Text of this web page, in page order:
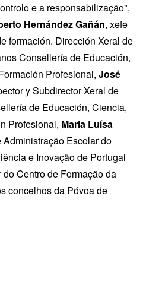
e a responsabilização",
Hernández Gañán, xefe
formación. Dirección Xeral de
Consellería de Educación,
Profesional, José
y Subdirector Xeral de
de Educación, Ciencia,
Profesional, Maria Luísa
Administração Escolar do
e Inovação de Portugal
do Centro de Formação da
concelhos da Póvoa de